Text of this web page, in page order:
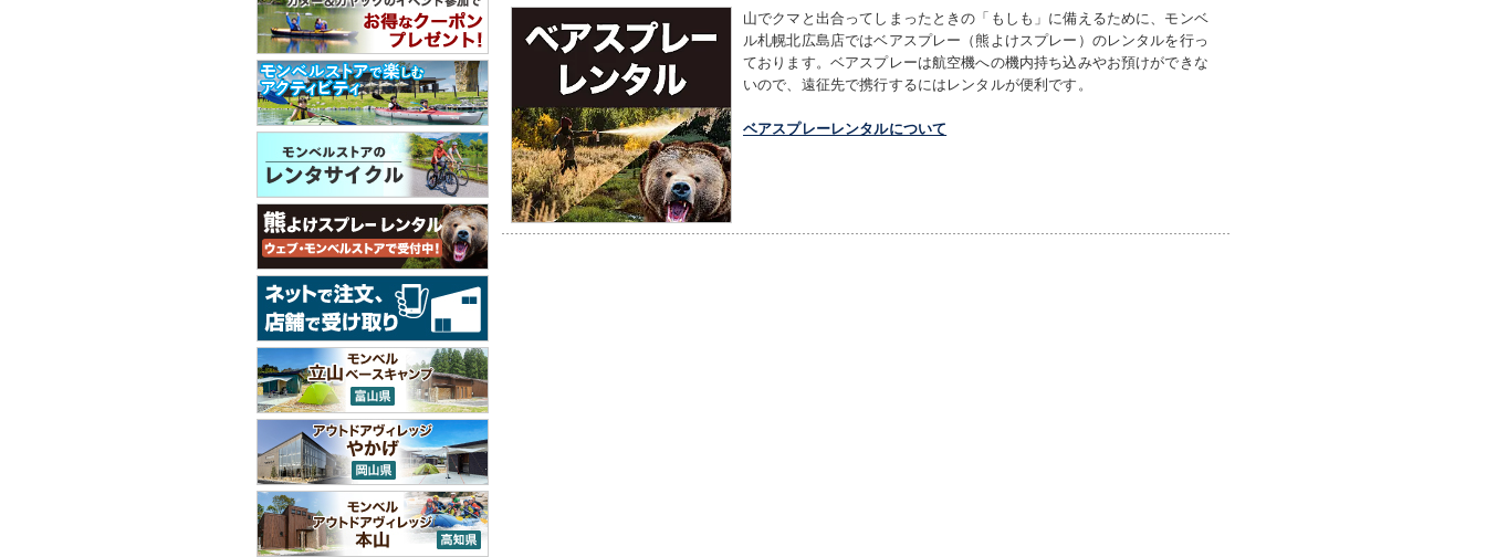
山でクマと出合ってしまったときの「もしも」に備えるために、モンベ
ル札幌北広島店ではベアスプレー（熊よけスプレー）のレンタルを行っ
ております。ベアスプレーは航空機への機内持ち込みやお預けができな
いので、遠征先で携行するにはレンタルが便利です。
ベアスプレーレンタルについて